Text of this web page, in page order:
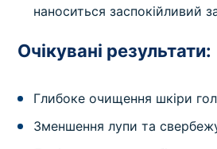
наноситься заспокійливий
Очікувані результати:
Глибоке очищення шкіри
Зменшення лупи та